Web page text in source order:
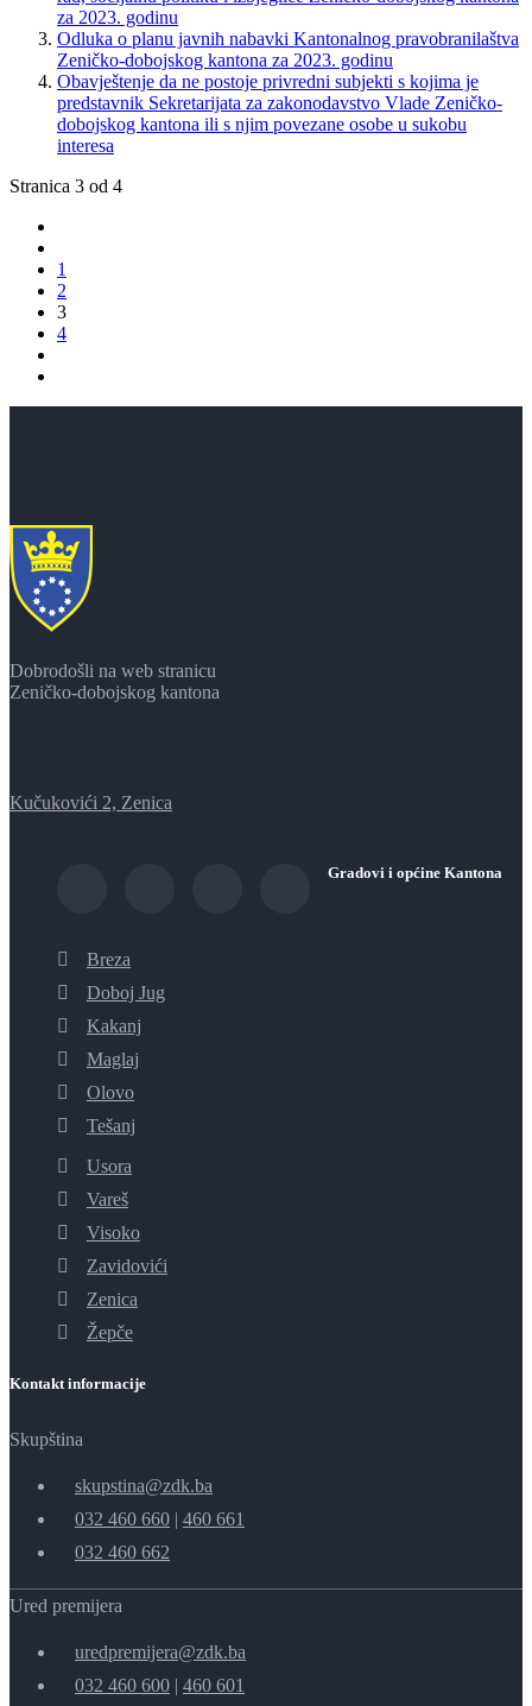
za 2023. godinu
Odluka o planu javnih nabavki Kantonalnog pravobranilaštva
Zeničko-dobojskog kantona za 2023. godinu
Obavještenje da ne postoje privredni subjekti s kojima je
predstavnik Sekretarijata za zakonodavstvo Vlade Zeničko-
dobojskog kantona ili s njim povezane osobe u sukobu
interesa
Stranica 3 od 4
1
2
3
4
Dobrodošli na web stranicu
Zeničko-dobojskog kantona
Kučukovići 2, Zenica
Gradovi i općine Kantona
Breza
Doboj Jug
Kakanj
Maglaj
Olovo
Tešanj
Usora
Vareš
Visoko
Zavidovići
Zenica
Žepče
Kontakt informacije
Skupština
skupstina@zdk.ba
032 460 660 | 460 661
032 460 662
Ured premijera
uredpremijera@zdk.ba
032 460 600 | 460 601